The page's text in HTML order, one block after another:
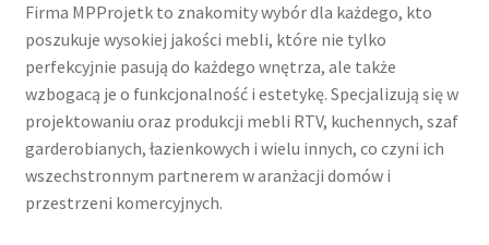
Firma MPProjetk to znakomity wybór dla każdego, kto
poszukuje wysokiej jakości mebli, które nie tylko
perfekcyjnie pasują do każdego wnętrza, ale także
wzbogacą je o funkcjonalność i estetykę. Specjalizują się w
projektowaniu oraz produkcji mebli RTV, kuchennych, szaf
garderobianych, łazienkowych i wielu innych, co czyni ich
wszechstronnym partnerem w aranżacji domów i
przestrzeni komercyjnych.